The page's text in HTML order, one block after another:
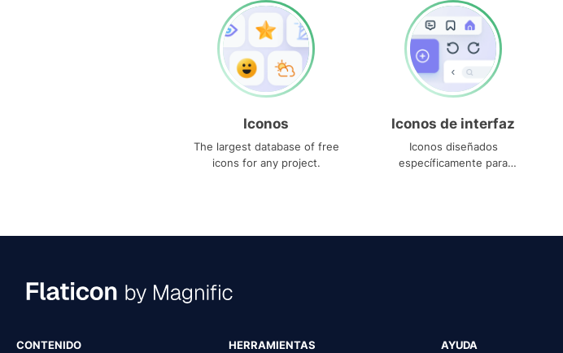
Iconos
The largest database of free
icons for any project.
Iconos de interfaz
Iconos diseñados
específicamente para
CONTENIDO HERRAMIENTAS AYUDA